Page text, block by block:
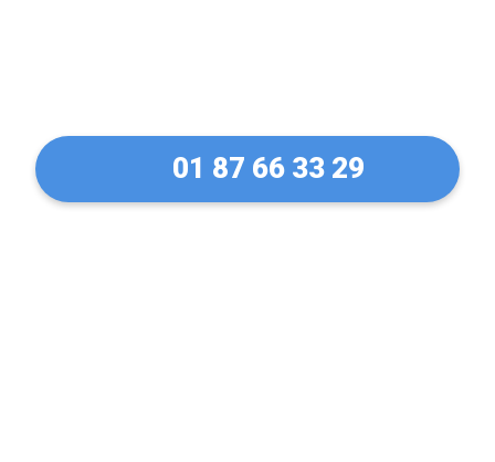
01 87 66 33 29